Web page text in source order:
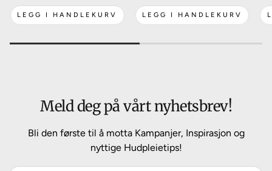
LEGG I HANDLEKURV LEGG I HANDLEKURV
Meld deg på vårt nyhetsbrev!
Bli den første til å motta Kampanjer, Inspirasjon og
nyttige Hudpleietips!